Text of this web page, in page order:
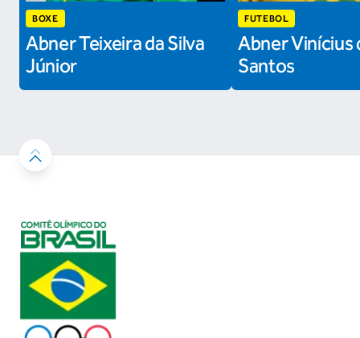
BOXE
Abner Teixeira da Silva
Júnior
FUTEBOL
Abner Vinícius
Santos